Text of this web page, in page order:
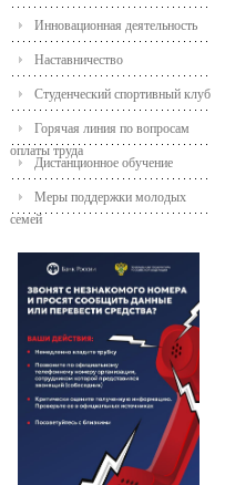
Инновационная деятельность
Наставничество
Студенческий спортивный клуб
Горячая линия по вопросам
оплаты труда
Дистанционное обучение
Меры поддержки молодых
семей